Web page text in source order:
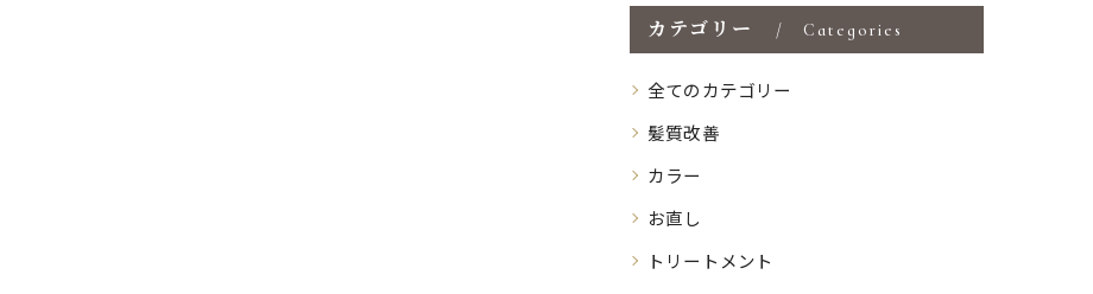
カテゴリー Categories
全てのカテゴリー
髪質改善
カラー
お直し
トリートメント